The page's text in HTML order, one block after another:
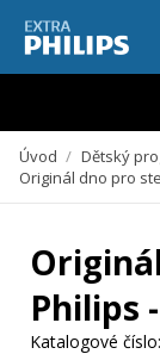
Vzhledem k
Úvod / Dětský
Originál dno pro
Philips
Katalogové číslo: